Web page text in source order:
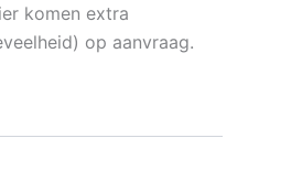
komen extra
op aanvraag.